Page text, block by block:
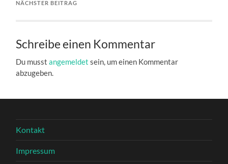
NÄCHSTER BEITRAG
Schreibe einen Kommentar
Du musstangemeldet sein, um einen Kommentar
abzugeben.
Kontakt
Impressum